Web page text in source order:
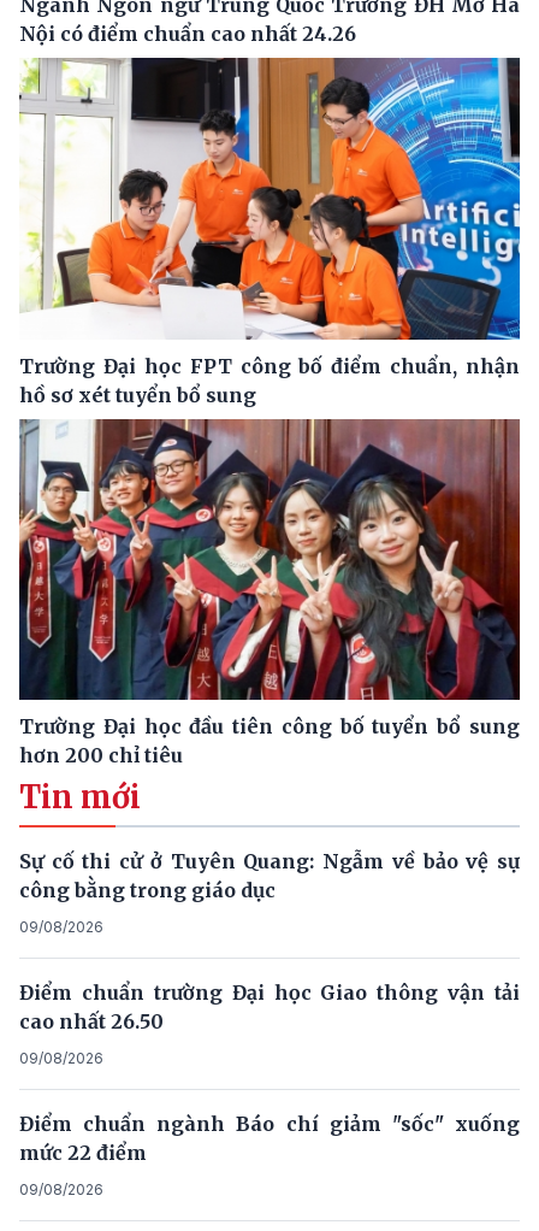
Nội có điểm chuẩn cao nhất 24.26
Trường Đại học FPT công bố điểm chuẩn, nhận
hồ sơ xét tuyển bổ sung
Trường Đại học đầu tiên công bố tuyển bổ sung
hơn 200 chỉ tiêu
Tin mới
Sự cố thi cử ở Tuyên Quang: Ngẫm về bảo vệ sự
công bằng trong giáo dục
09/08/2026
Điểm chuẩn trường Đại học Giao thông vận tải
cao nhất 26.50
09/08/2026
Điểm chuẩn ngành Báo chí giảm "sốc" xuống
mức 22 điểm
09/08/2026